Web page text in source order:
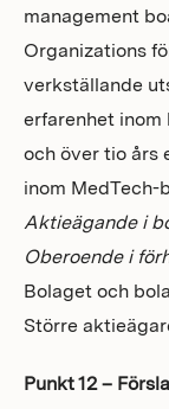
management
Organizations
verkställande
erfarenhet
och över tio års
inom MedTech-
Aktieägande i
Oberoende i
Bolaget och
Större
Punkt 12 –